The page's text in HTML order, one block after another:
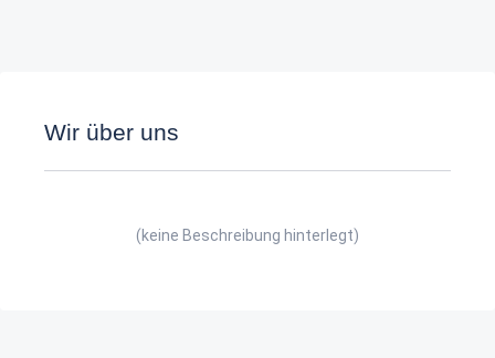
Wir über uns
(keine Beschreibung hinterlegt)